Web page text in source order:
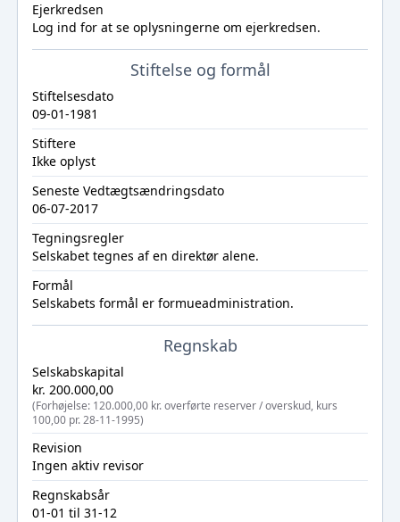
Ejerkredsen
Log ind for at se oplysningerne om ejerkredsen.
Stiftelse og formål
Stiftelsesdato
09-01-1981
Stiftere
Ikke oplyst
Seneste Vedtægtsændringsdato
06-07-2017
Tegningsregler
Selskabet tegnes af en direktør alene.
Formål
Selskabets formål er formueadministration.
Regnskab
Selskabskapital
kr. 200.000,00
(Forhøjelse: 120.000,00 kr. overførte reserver / overskud, kurs
100,00 pr. 28-11-1995)
Revision
Ingen aktiv revisor
Regnskabsår
01-01 til 31-12